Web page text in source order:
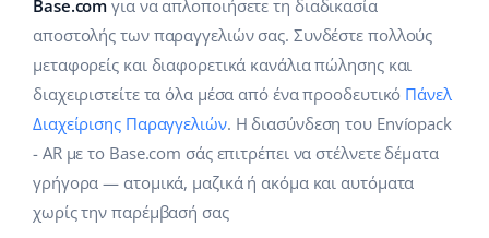
Διαχείριση αποστολών
Αυτοματοποίηση εγασιών
Base Connect
ΑΙ για e-commerce
Κλάδοι
Σπίτι & Κήπος
Παιδικά προϊόντα
Ηλεκτρονικά είδη
Ανταλλακτικά αυτοκινήτων
Βοήθεια
Base Academy
Base Blog
Υπηρεσίες
english (US)
english (GB)
english (IN)
deutsch
Base.com για να απλοποιήσετε τη διαδικασία
αποστολής των παραγγελιών σας. Συνδέστε πολλούς
μεταφορείς και διαφορετικά κανάλια πώλησης και
διαχειριστείτε τα όλα μέσα από ένα προοδευτικό Πάνελ
Διαχείρισης Παραγγελιών. Η διασύνδεση του Envíopack
- AR με το Base.com σάς επιτρέπει να στέλνετε δέματα
γρήγορα — ατομικά, μαζικά ή ακόμα και αυτόματα
χωρίς την παρέμβασή σας